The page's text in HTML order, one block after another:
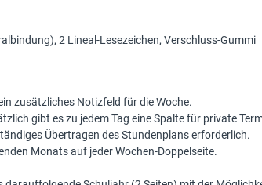
2 Lineal-Lesezeichen, Verschluss-Gummi
zusätzliches Notizfeld für die Woche.
gibt es zu jedem Tag eine Spalte für private
Übertragen des Stundenplans erforderlich.
Monats auf jeder Wochen-Doppelseite.